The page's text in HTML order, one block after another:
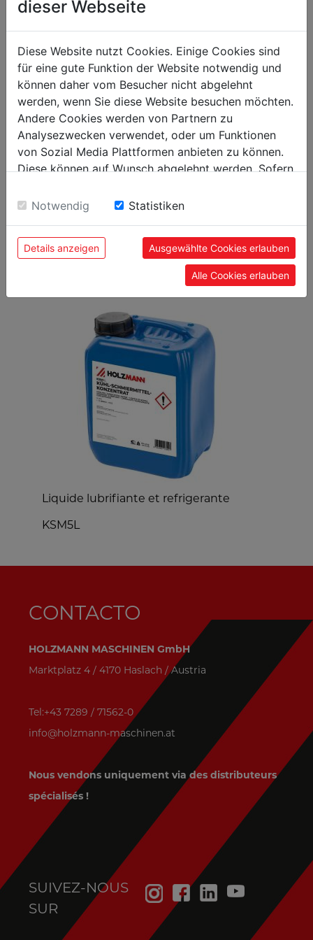
emballage
Hauteur emballage mm 20
Largeur emballage mm
Longueur emballage mm 365
Information générale
Code EAN 9120039903873
PRODUITS LES PLUS
Liquide lubrifiante et refrigerante
KSM5L
CONTACTO
HOLZMANN MASCHINEN GmbH
Marktplatz 4 / 4170 Haslach / Austria
Tel:+43 7289 / 71562-0
info@holzmann-maschinen.at
Nous vendons uniquement via des distributeurs
spécialisés !
SUIVEZ-NOUS
SUR
dieser Webseite
Diese Website nutzt Cookies. Einige Cookies sind
für eine gute Funktion der Website notwendig und
können daher vom Besucher nicht abgelehnt
werden, wenn Sie diese Website besuchen möchten.
Andere Cookies werden von Partnern zu
Analysezwecken verwendet, oder um Funktionen
von Sozial Media Plattformen anbieten zu können.
Diese können auf Wunsch abgelehnt werden. Sofern
Einwilligung zu unseren Cookies.
Notwendig Statistiken
Details anzeigen Ausgewählte Cookies erlauben
Alle Cookies erlauben